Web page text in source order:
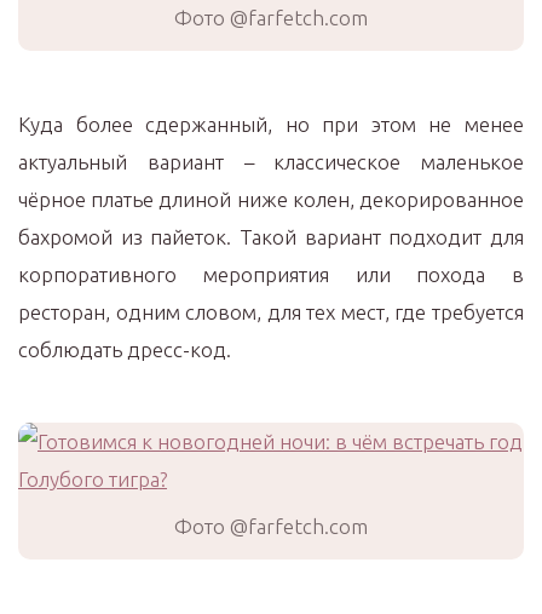
Фото @farfetch.com
Куда более сдержанный, но при этом не менее
актуальный вариант – классическое маленькое
чёрное платье длиной ниже колен, декорированное
бахромой из пайеток. Такой вариант подходит для
корпоративного мероприятия или похода в
ресторан, одним словом, для тех мест, где требуется
соблюдать дресс-код.
Фото @farfetch.com